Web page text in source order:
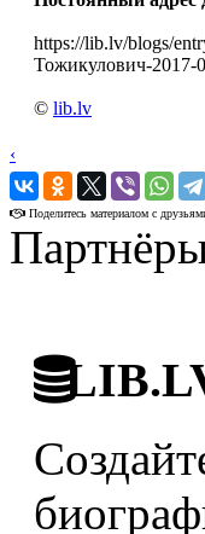
https://lib.lv/blogs/
Тожикулович-2017-
© lib.lv
‹
›
Поделитесь материалом с